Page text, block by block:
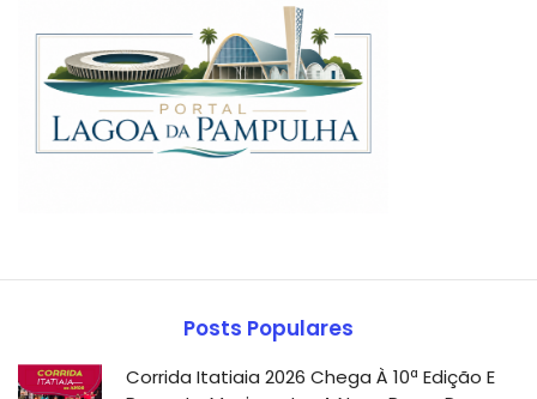
Posts Populares
Corrida Itatiaia 2026 Chega À 10ª Edição E